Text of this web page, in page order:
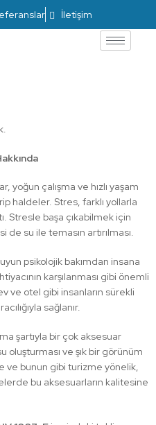
İletişim
yoğun çalışma ve hızlı yaşam
haldeler. Stres, farklı yollarla
Stresle başa çıkabilmek için
su ile temasın artırılması.
psikolojik bakımdan insana
karşılanması gibi önemli
ve otel gibi insanların sürekli
sağlanır.
şartıyla bir çok aksesuar
ve şık bir görünüm
ve bunun gibi turizme yönelik,
bu aksesuarların kalitesine